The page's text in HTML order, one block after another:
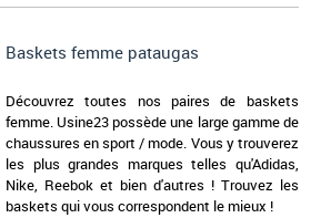
Baskets femme pataugas
Découvrez toutes nos paires de baskets
femme. Usine23 possède une large gamme de
chaussures en sport / mode. Vous y trouverez
les plus grandes marques telles qu'Adidas,
Nike, Reebok et bien d'autres ! Trouvez les
baskets qui vous correspondent le mieux !